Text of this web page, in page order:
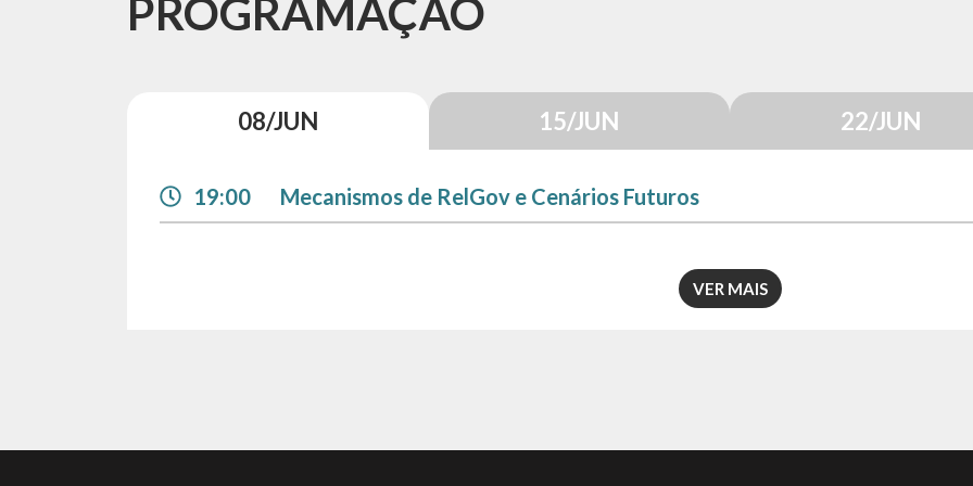
PROGRAMAÇÃO
08/JUN 15/JUN 22/JUN
19:00 Mecanismos de RelGov e Cenários Futuros
VER MAIS